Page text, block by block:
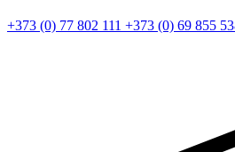
+373 (0) 77 802 111 +373 (0) 69 855